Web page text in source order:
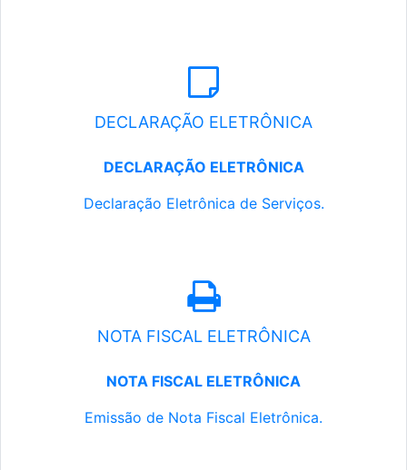
DECLARAÇÃO ELETRÔNICA
DECLARAÇÃO ELETRÔNICA
Declaração Eletrônica de Serviços.
NOTA FISCAL ELETRÔNICA
NOTA FISCAL ELETRÔNICA
Emissão de Nota Fiscal Eletrônica.